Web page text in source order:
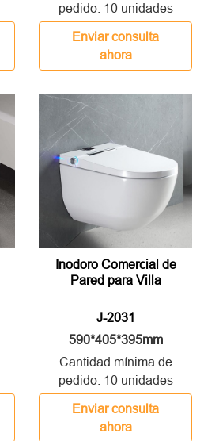
pedido: 10 unidades
Enviar consulta
ahora
Inodoro Comercial de
Pared para Villa
J-2031
590*405*395mm
Cantidad mínima de
pedido: 10 unidades
Enviar consulta
ahora